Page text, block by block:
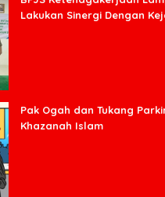
Lakukan Sinergi Dengan
Pak Ogah dan Tukang
Khazanah Islam